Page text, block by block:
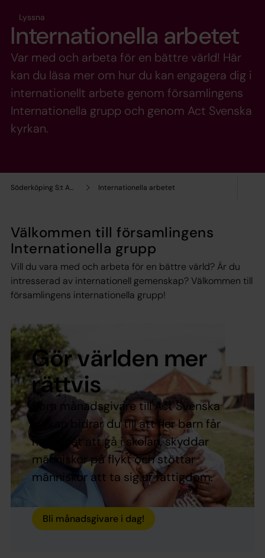
Söderköping S:t Anna församling Internationella arbetet
Lyssna
Internationella arbetet
Var med och arbeta för en bättre värld! Här
kan du läsa mer om hur du kan engagera dig i
internationellt arbete genom församlingens
Internationella grupp och genom Act Svenska
kyrkan.
Välkommen till församlingens
Internationella grupp
Vill du vara med och arbeta för en bättre värld? Är du
intresserad av internationell gemenskap? Välkommen till
församlingens internationella grupp!
Gör världen mer
rättvis
Som månadsgivare till Act Svenska
kyrkan bidrar du till att fler barn får
möjlighet att gå i skolan, skyddar
människor på flykt och stöttar
människor att ta sig ur fattigdom.
Bli månadsgivare i dag!